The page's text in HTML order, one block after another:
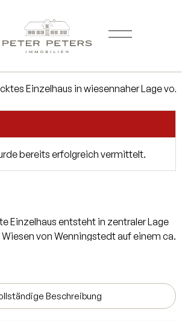
bereits erfolgreich vermittelt.
Einzelhaus entsteht in zentraler Lage
von Wenningstedt auf einem ca.
angelegten Garten. Die
vom beliebten Friesenstil geprägt und
Beschreibung